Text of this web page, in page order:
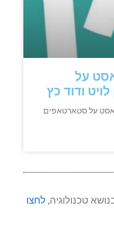
על
ודוד כץ
על סטארטאפים
טכנולוגיה, לחצו